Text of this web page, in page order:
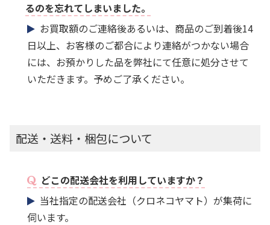
るのを忘れてしまいました。
お買取額のご連絡後あるいは、商品のご到着後14
日以上、お客様のご都合により連絡がつかない場合
には、お預かりした品を弊社にて任意に処分させて
いただきます。予めご了承ください。
配送・送料・梱包について
どこの配送会社を利用していますか？
当社指定の配送会社（クロネコヤマト）が集荷に
伺います。